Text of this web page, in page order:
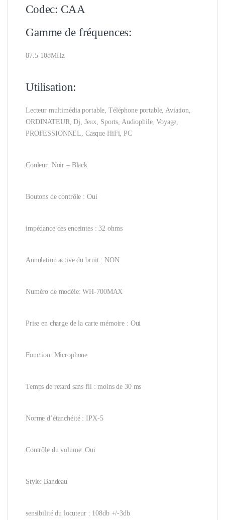
Codec: CAA
Gamme de fréquences:
87.5-108MHz
Utilisation:
Lecteur multimédia portable, Téléphone portable, Aviation,
ORDINATEUR, Dj, Jeux, Sports, Audiophile, Voyage,
PROFESSIONNEL, Casque HiFi, PC
Couleur: Noir – Black
Boutons de contrôle : Oui
impédance des enceintes : 32 ohms
Annulation active du bruit : NON
Numéro de modèle: WH-700MAX
Prise en charge de la carte mémoire : Oui
Fonction: Microphone
Temps de retard sans fil : moins de 30 ms
Norme d’étanchéité : IPX-5
Contrôle du volume: Oui
Style: Bandeau
sensibilité du locuteur : 108db +/-3db